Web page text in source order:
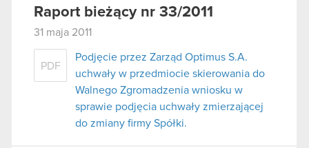
Raport bieżący nr 33/2011
31 maja 2011
PDF
Podjęcie przez Zarząd Optimus S.A.
uchwały w przedmiocie skierowania do
Walnego Zgromadzenia wniosku w
sprawie podjęcia uchwały zmierzającej
do zmiany firmy Spółki.